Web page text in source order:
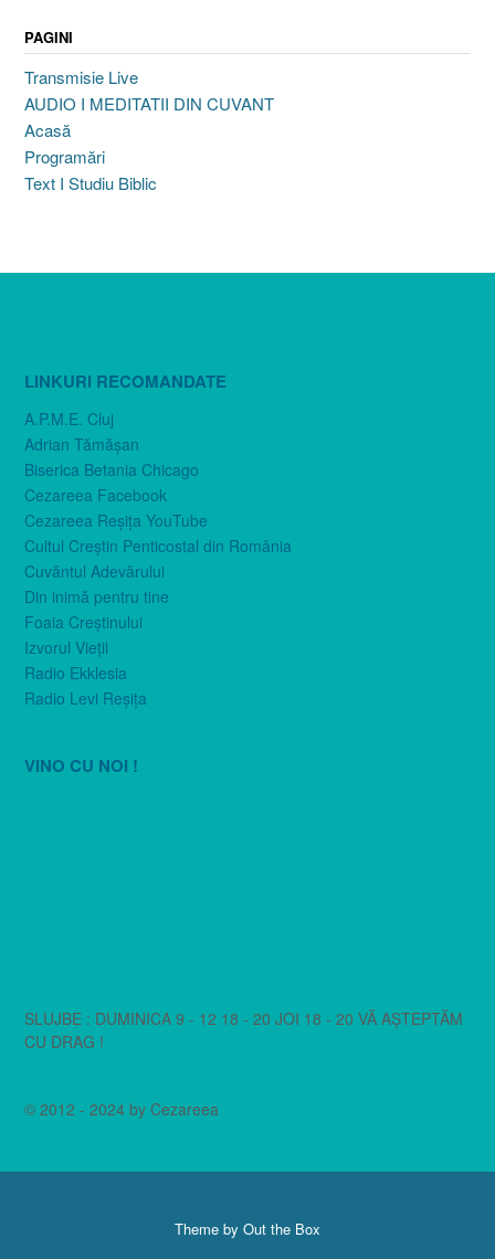
PAGINI
Transmisie Live
AUDIO I MEDITATII DIN CUVANT
Acasă
Programări
Text I Studiu Biblic
LINKURI RECOMANDATE
A.P.M.E. Cluj
Adrian Tămăşan
Biserica Betania Chicago
Cezareea Facebook
Cezareea Reşiţa YouTube
Cultul Creştin Penticostal din România
Cuvântul Adevărului
Din inimă pentru tine
Foaia Creştinului
Izvorul Vieţii
Radio Ekklesia
Radio Levi Reşiţa
VINO CU NOI !
SLUJBE : DUMINICA 9 - 12 18 - 20 JOI 18 - 20 VĂ AȘTEPTĂM
CU DRAG !
© 2012 - 2024 by Cezareea
Theme by Out the Box